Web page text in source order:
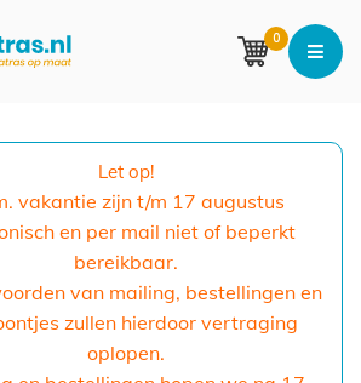
0
Let op!
vakantie zijn t/m 17 augustus
en per mail niet of beperkt
bereikbaar.
van mailing, bestellingen en
zullen hierdoor vertraging
oplopen.